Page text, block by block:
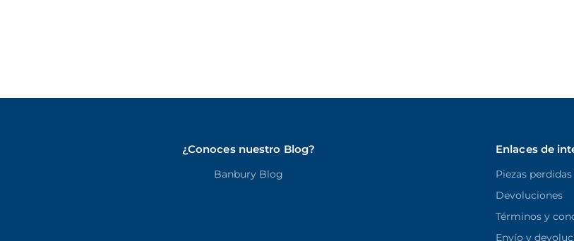
¿Conoces nuestro Blog?
Banbury Blog
Enlaces de
Piezas perdidas
Devoluciones
Términos y
Envío y